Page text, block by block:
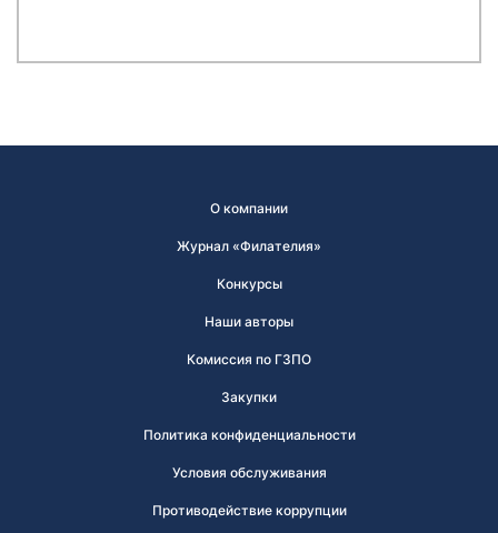
О компании
Журнал «Филателия»
Конкурсы
Наши авторы
Комиссия по ГЗПО
Закупки
Политика конфиденциальности
Условия обслуживания
Противодействие коррупции